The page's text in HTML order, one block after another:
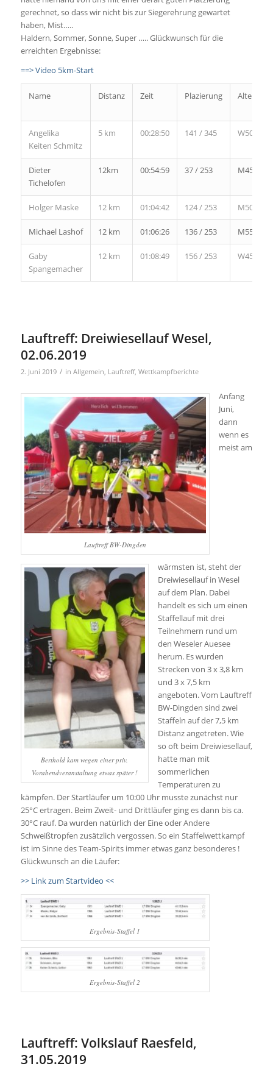
gerechnet, so dass wir nicht bis zur Siegerehrung gewartet
haben, Mist…..
Haldern, Sommer, Sonne, Super ….. Glückwunsch für die
erreichten Ergebnisse:
==> Video 5km-Start
Name Distanz Zeit Plazierung
Angelika
Keiten Schmitz
5 km 00:28:50 141 / 345 W50
Dieter
Tichelofen
12km 00:54:59 37 / 253 M45
Holger Maske 12 km 01:04:42 124 / 253 M50
Michael Lashof 12 km 01:06:26 136 / 253 M55
Gaby
Spangemacher
12 km 01:08:49 156 / 253 W45
Lauftreff: Dreiwiesellauf Wesel,
02.06.2019
2. Juni 2019 / in Allgemein, Lauftreff, Wettkampfberichte
Lauftreff BW-Dingden
Berthold kam wegen einer priv.
Vorabendveranstaltung etwas später !
Anfang
Juni,
dann
wenn es
meist am
wärmsten ist, steht der
Dreiwiesellauf in Wesel
auf dem Plan. Dabei
handelt es sich um einen
Staffellauf mit drei
Teilnehmern rund um
den Weseler Auesee
herum. Es wurden
Strecken von 3 x 3,8 km
und 3 x 7,5 km
angeboten. Vom Lauftreff
BW-Dingden sind zwei
Staffeln auf der 7,5 km
Distanz angetreten. Wie
so oft beim Dreiwiesellauf,
hatte man mit
sommerlichen
Temperaturen zu
kämpfen. Der Startläufer um 10:00 Uhr musste zunächst nur
25°C ertragen. Beim Zweit- und Drittläufer ging es dann bis ca.
30°C rauf. Da wurden natürlich der Eine oder Andere
Schweißtropfen zusätzlich vergossen. So ein Staffelwettkampf
ist im Sinne des Team-Spirits immer etwas ganz besonderes !
Glückwunsch an die Läufer:
>> Link zum Startvideo <<
Ergebnis-Staffel 1
Ergebnis-Staffel 2
Lauftreff: Volkslauf Raesfeld,
31.05.2019